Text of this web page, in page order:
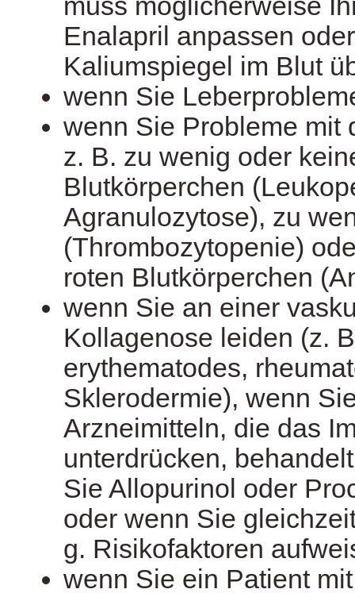
Enalapril anpassen
Kaliumspiegel im Blut
wenn Sie
wenn Sie Probleme mit
z. B. zu wenig oder
Blutkörperchen
Agranulozytose), zu
(Thrombozytopenie)
roten Blutkörperchen
wenn Sie an einer
Kollagenose leiden (z.
erythematodes,
Sklerodermie), wenn
Arzneimitteln, die das
unterdrücken,
Sie Allopurinol oder
oder wenn Sie
g. Risikofaktoren
wenn Sie ein Patient